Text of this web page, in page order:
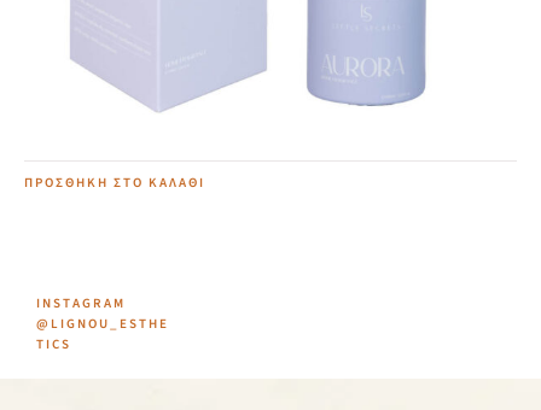
Aurora Home Diffuser
ΠΡΟΣΘΉΚΗ ΣΤΟ ΚΑΛΆΘΙ
INSTAGRAM
@LIGNOU_ESTHE
TICS